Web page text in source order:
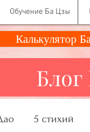
Обучение Ба Цзы
Калькулятор
5 стихий